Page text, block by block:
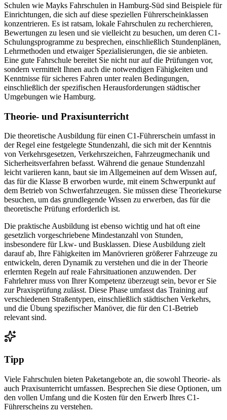
Schulen wie Mayks Fahrschulen in Hamburg-Süd sind Beispiele für
Einrichtungen, die sich auf diese speziellen Führerscheinklassen
konzentrieren. Es ist ratsam, lokale Fahrschulen zu recherchieren,
Bewertungen zu lesen und sie vielleicht zu besuchen, um deren C1-
Schulungsprogramme zu besprechen, einschließlich Stundenplänen,
Lehrmethoden und etwaiger Spezialisierungen, die sie anbieten.
Eine gute Fahrschule bereitet Sie nicht nur auf die Prüfungen vor,
sondern vermittelt Ihnen auch die notwendigen Fähigkeiten und
Kenntnisse für sicheres Fahren unter realen Bedingungen,
einschließlich der spezifischen Herausforderungen städtischer
Umgebungen wie Hamburg.
Theorie- und Praxisunterricht
Die theoretische Ausbildung für einen C1-Führerschein umfasst in
der Regel eine festgelegte Stundenzahl, die sich mit der Kenntnis
von Verkehrsgesetzen, Verkehrszeichen, Fahrzeugmechanik und
Sicherheitsverfahren befasst. Während die genaue Stundenzahl
leicht variieren kann, baut sie im Allgemeinen auf dem Wissen auf,
das für die Klasse B erworben wurde, mit einem Schwerpunkt auf
dem Betrieb von Schwerfahrzeugen. Sie müssen diese Theoriekurse
besuchen, um das grundlegende Wissen zu erwerben, das für die
theoretische Prüfung erforderlich ist.
Die praktische Ausbildung ist ebenso wichtig und hat oft eine
gesetzlich vorgeschriebene Mindestanzahl von Stunden,
insbesondere für Lkw- und Busklassen. Diese Ausbildung zielt
darauf ab, Ihre Fähigkeiten im Manövrieren größerer Fahrzeuge zu
entwickeln, deren Dynamik zu verstehen und die in der Theorie
erlernten Regeln auf reale Fahrsituationen anzuwenden. Der
Fahrlehrer muss von Ihrer Kompetenz überzeugt sein, bevor er Sie
zur Praxisprüfung zulässt. Diese Phase umfasst das Training auf
verschiedenen Straßentypen, einschließlich städtischen Verkehrs,
und die Übung spezifischer Manöver, die für den C1-Betrieb
relevant sind.
Tipp
Viele Fahrschulen bieten Paketangebote an, die sowohl Theorie- als
auch Praxisunterricht umfassen. Besprechen Sie diese Optionen, um
den vollen Umfang und die Kosten für den Erwerb Ihres C1-
Führerscheins zu verstehen.